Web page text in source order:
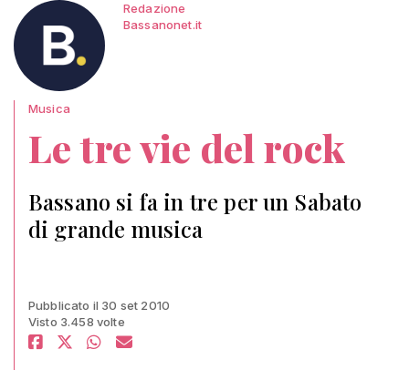
Redazione
Bassanonet.it
Musica
Le tre vie del rock
Bassano si fa in tre per un Sabato
di grande musica
Pubblicato il 30 set 2010
Visto 3.458 volte